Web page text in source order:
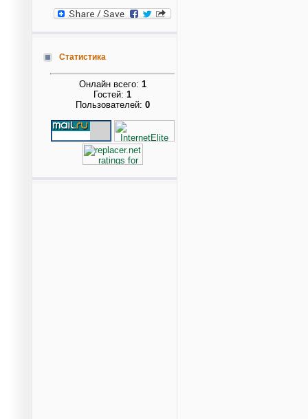
Статистика
Онлайн всего: 1
Гостей: 1
Пользователей: 0